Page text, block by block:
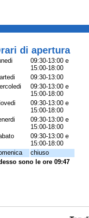
di apertura
09:30-13:00 e
15:00-18:00
09:30-13:00
09:30-13:00 e
15:00-18:00
09:30-13:00 e
15:00-18:00
09:30-13:00 e
15:00-18:00
09:30-13:00 e
15:00-18:00
chiuso
sono le ore 09:47